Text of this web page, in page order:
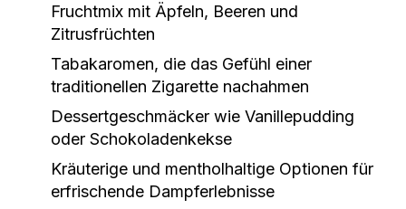
Fruchtmix mit Äpfeln, Beeren und
Zitrusfrüchten
Tabakaromen, die das Gefühl einer
traditionellen Zigarette nachahmen
Dessertgeschmäcker wie Vanillepudding
oder Schokoladenkekse
Kräuterige und mentholhaltige Optionen für
erfrischende Dampferlebnisse